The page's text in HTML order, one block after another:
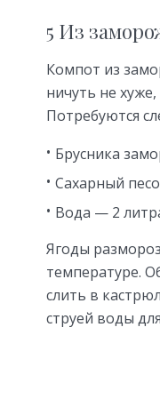
5 Из
Компот из
ничуть не
Потребуются
Брусника
Сахарный
Вода — 2
Ягоды
температуре.
слить в
струей воды